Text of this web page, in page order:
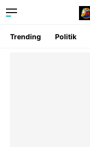
Trending Politik